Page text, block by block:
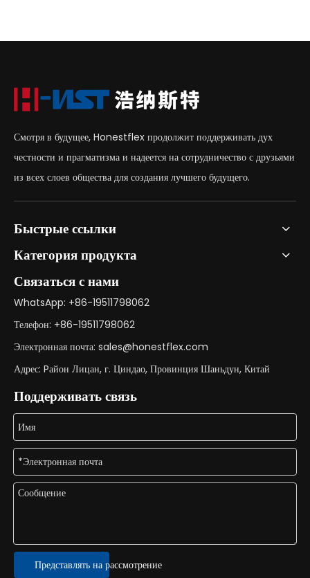
Смотря в будущее, Honestflex продолжит поддерживать дух
честности и прагматизма и надеется на сотрудничество с друзьями
из всех слоев общества для создания лучшего будущего.
Быстрые ссылки
Категория продукта
Связаться с нами
WhatsApp: +86-19511798062
Телефон: +86-19511798062
Электронная почта: sales@honestflex.com
Адрес: Pайон Лицан, г. Циндао, Провинция Шаньдун, Китай
Поддерживать связь
Представлять на рассмотрение